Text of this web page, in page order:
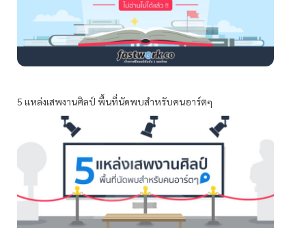
5 แหล่งเสพงานศิลป์ พื้นที่นัดพบสำหรับคนอาร์ตๆ